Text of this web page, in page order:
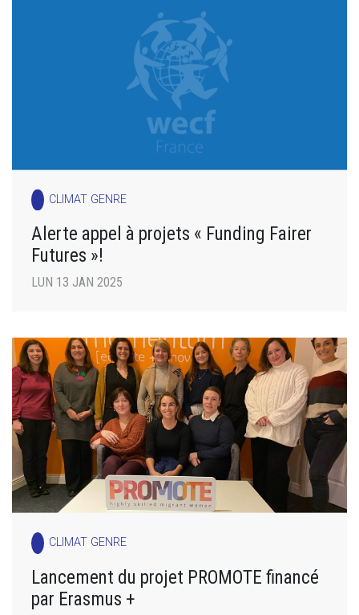
CLIMAT GENRE
Alerte appel à projets « Funding Fairer
Futures »!
LUN 13 JAN 2025
CLIMAT GENRE
Lancement du projet PROMOTE financé
par Erasmus +